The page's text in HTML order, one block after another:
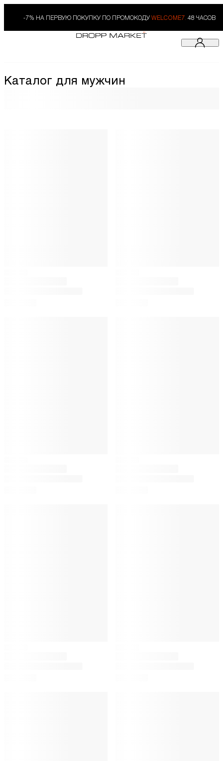
-7% НА ПЕРВУЮ ПОКУПКУ ПО ПРОМОКОДУ WELCOME7. 48 ЧАСОВ
Каталог для мужчин